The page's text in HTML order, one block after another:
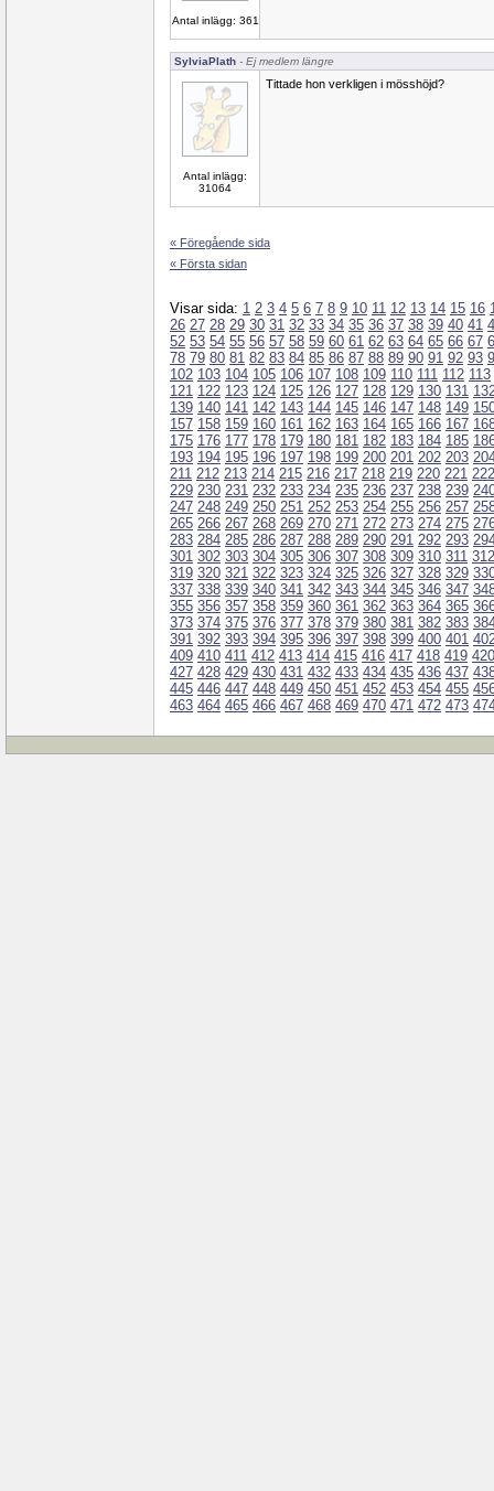
Antal inlägg: 361
SylviaPlath - Ej medlem längre
Antal inlägg:
31064
Tittade hon verkligen i mösshöjd?
« Föregående sida
« Första sidan
Visar sida: 1 2 3 4 5 6 7 8 9 10 11 12 13 14 15 16
26 27 28 29 30 31 32 33 34 35 36 37 38 39 40 41
52 53 54 55 56 57 58 59 60 61 62 63 64 65 66 67
78 79 80 81 82 83 84 85 86 87 88 89 90 91 92 93
102 103 104 105 106 107 108 109 110 111 112 113
121 122 123 124 125 126 127 128 129 130 131
139 140 141 142 143 144 145 146 147 148 149
157 158 159 160 161 162 163 164 165 166 167
175 176 177 178 179 180 181 182 183 184 185
193 194 195 196 197 198 199 200 201 202 203
211 212 213 214 215 216 217 218 219 220 221 222
229 230 231 232 233 234 235 236 237 238 239
247 248 249 250 251 252 253 254 255 256 257
265 266 267 268 269 270 271 272 273 274 275
283 284 285 286 287 288 289 290 291 292 293
301 302 303 304 305 306 307 308 309 310 311 312
319 320 321 322 323 324 325 326 327 328 329
337 338 339 340 341 342 343 344 345 346 347
355 356 357 358 359 360 361 362 363 364 365
373 374 375 376 377 378 379 380 381 382 383
391 392 393 394 395 396 397 398 399 400 401
409 410 411 412 413 414 415 416 417 418 419 420
427 428 429 430 431 432 433 434 435 436 437
445 446 447 448 449 450 451 452 453 454 455
463 464 465 466 467 468 469 470 471 472 473